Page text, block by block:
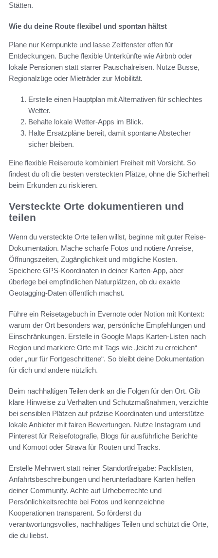
Stätten.
Wie du deine Route flexibel und spontan hältst
Plane nur Kernpunkte und lasse Zeitfenster offen für
Entdeckungen. Buche flexible Unterkünfte wie Airbnb oder
lokale Pensionen statt starrer Pauschalreisen. Nutze Busse,
Regionalzüge oder Mieträder zur Mobilität.
Erstelle einen Hauptplan mit Alternativen für schlechtes
Wetter.
Behalte lokale Wetter-Apps im Blick.
Halte Ersatzpläne bereit, damit spontane Abstecher
sicher bleiben.
Eine flexible Reiseroute kombiniert Freiheit mit Vorsicht. So
findest du oft die besten versteckten Plätze, ohne die Sicherheit
beim Erkunden zu riskieren.
Versteckte Orte dokumentieren und
teilen
Wenn du versteckte Orte teilen willst, beginne mit guter Reise-
Dokumentation. Mache scharfe Fotos und notiere Anreise,
Öffnungszeiten, Zugänglichkeit und mögliche Kosten.
Speichere GPS-Koordinaten in deiner Karten-App, aber
überlege bei empfindlichen Naturplätzen, ob du exakte
Geotagging-Daten öffentlich machst.
Führe ein Reisetagebuch in Evernote oder Notion mit Kontext:
warum der Ort besonders war, persönliche Empfehlungen und
Einschränkungen. Erstelle in Google Maps Karten-Listen nach
Region und markiere Orte mit Tags wie „leicht zu erreichen“
oder „nur für Fortgeschrittene“. So bleibt deine Dokumentation
für dich und andere nützlich.
Beim nachhaltigen Teilen denk an die Folgen für den Ort. Gib
klare Hinweise zu Verhalten und Schutzmaßnahmen, verzichte
bei sensiblen Plätzen auf präzise Koordinaten und unterstütze
lokale Anbieter mit fairen Bewertungen. Nutze Instagram und
Pinterest für Reisefotografie, Blogs für ausführliche Berichte
und Komoot oder Strava für Routen und Tracks.
Erstelle Mehrwert statt reiner Standortfreigabe: Packlisten,
Anfahrtsbeschreibungen und herunterladbare Karten helfen
deiner Community. Achte auf Urheberrechte und
Persönlichkeitsrechte bei Fotos und kennzeichne
Kooperationen transparent. So förderst du
verantwortungsvolles, nachhaltiges Teilen und schützt die Orte,
die du liebst.